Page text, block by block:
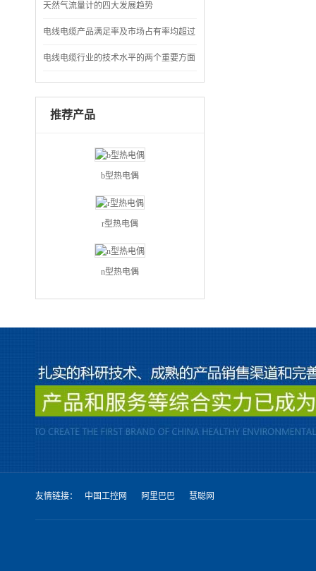
天然气流量计的四大发展趋势
电线电缆产品满足率及市场占有率均超过
90%
电线电缆行业的技术水平的两个重要方面
推荐产品
b型热电偶
r型热电偶
n型热电偶
友情链接： 中国工控网 阿里巴巴 慧聪网